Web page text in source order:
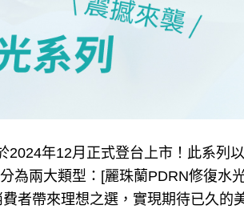
2024年12月正式登台上市！此系列
為兩大類型：[麗珠蘭PDRN修復水
者帶來理想之選，實現期待已久的